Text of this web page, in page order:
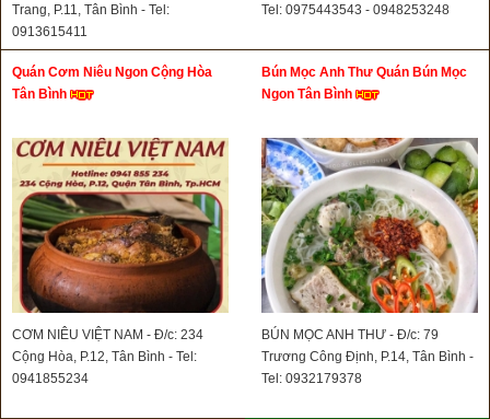
Trang, P.11, Tân Bình - Tel:
0913615411
Tel: 0975443543 - 0948253248
Quán Cơm Niêu Ngon Cộng Hòa
Tân Bình
CƠM NIÊU VIỆT NAM - Đ/c: 234
Cộng Hòa, P.12, Tân Bình - Tel:
0941855234
Bún Mọc Anh Thư Quán Bún Mọc
Ngon Tân Bình
BÚN MỌC ANH THƯ - Đ/c: 79
Trương Công Định, P.14, Tân Bình -
Tel: 0932179378